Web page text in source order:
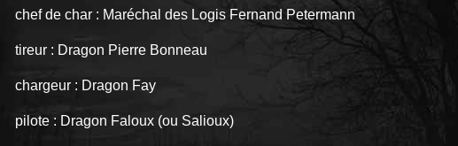
chef de char : Maréchal des Logis Fernand Petermann
tireur : Dragon Pierre Bonneau
chargeur : Dragon Fay
pilote : Dragon Faloux (ou Salioux)